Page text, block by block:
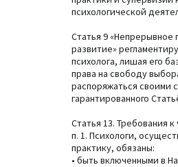
психологической
Статья 9
развитие»
психолога, лишая его
права на свободу
распоряжаться своими
гарантированного
Статья 13. Требования
п. 1. Психологи,
практику, обязаны:
• быть включенными в